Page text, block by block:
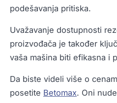
podešavanja pritiska.
Uvažavanje dostupnosti
proizvođača je također
vaša mašina biti efikasna i
Da biste videli više o
posetite Betomax. Oni